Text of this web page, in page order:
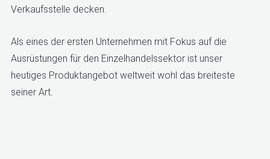
Verkaufsstelle decken.
Als eines der ersten Unternehmen mit Fokus auf die
Ausrüstungen für den Einzelhandelssektor ist unser
heutiges Produktangebot weltweit wohl das breiteste
seiner Art.